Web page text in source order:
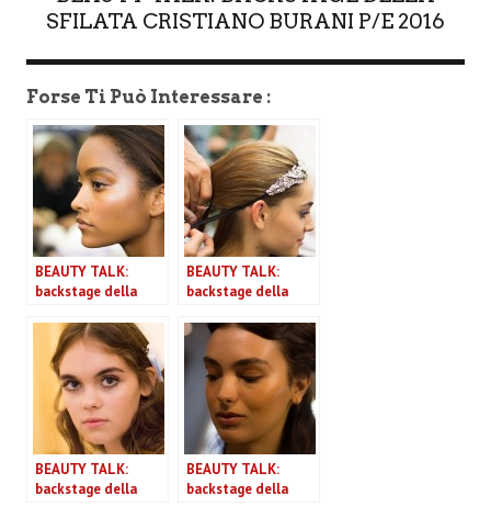
SFILATA CRISTIANO BURANI P/E 2016
Forse Ti Può Interessare :
BEAUTY TALK:
backstage della
P/E 2016
BEAUTY TALK:
backstage della
2016
BEAUTY TALK:
backstage della
BEAUTY TALK:
backstage della